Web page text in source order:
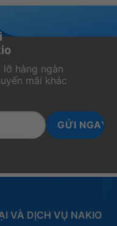
hàng ngàn
mãi khác
VÀ DỊCH VỤ NAKIO